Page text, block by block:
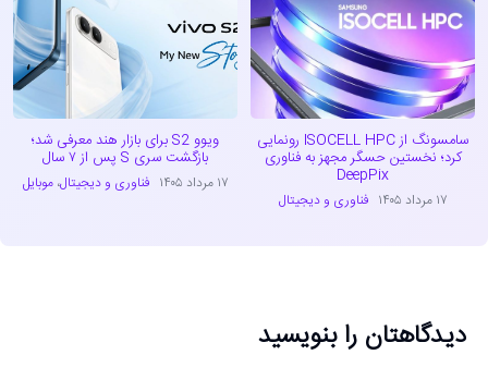
سامسونگ از ISOCELL HPC رونمایی
کرد؛ نخستین حسگر مجهز به فناوری
DeepPix
۱۷ مرداد ۱۴۰۵ فناوری و دیجیتال
ویوو S2 برای بازار هند معرفی شد؛
بازگشت سری S پس از ۷ سال
۱۷ مرداد ۱۴۰۵ فناوری و دیجیتال،موبایل
دیدگاهتان را بنویسید